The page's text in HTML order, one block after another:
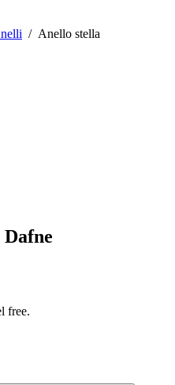
/ Anello stella
free.